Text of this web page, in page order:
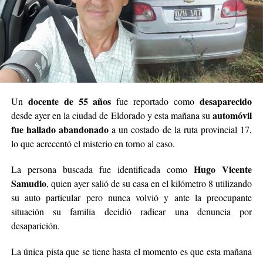
Un docente de 55 años fue reportado comodesaparecido
desde ayer en la ciudad de Eldorado y esta mañana suautomóvil
fue hallado abandonado a un costado de la ruta provincial 17,
lo que acrecentó el misterio en torno al caso.
La persona buscada fue identificada comoHugo Vicente
Samudio, quien ayer salió de su casa en el kilómetro 8 utilizando
su auto particular pero nunca volvió y ante la preocupante
situación su familia decidió radicar una denuncia por
desaparición.
La única pista que se tiene hasta el momento es que esta mañana